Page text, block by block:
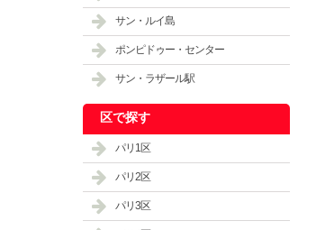
サン・ルイ島
ポンピドゥー・センター
サン・ラザール駅
区で探す
パリ1区
パリ2区
パリ3区